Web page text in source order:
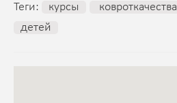
Теги: курсы ковроткачества
детей